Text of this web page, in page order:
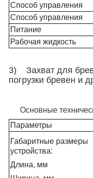
Способ управления
Способ управления
Питание
Рабочая жидкость
3) Захват для
погрузки бревен и
Основные
Параметры
Габаритные размеры
устройства:
Длина, мм